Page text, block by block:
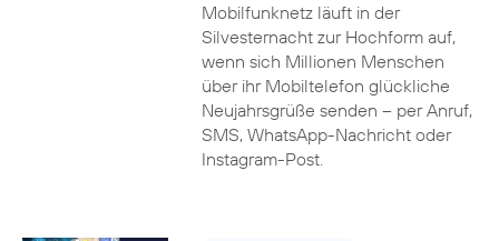
Mobilfunknetz läuft in der
Silvesternacht zur Hochform auf,
wenn sich Millionen Menschen
über ihr Mobiltelefon glückliche
Neujahrsgrüße senden – per Anruf,
SMS, WhatsApp-Nachricht oder
Instagram-Post.